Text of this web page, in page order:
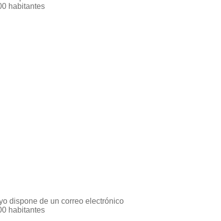
habitantes
dispone de un correo electrónico
habitantes